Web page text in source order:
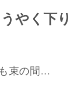
やく下り
束の間…